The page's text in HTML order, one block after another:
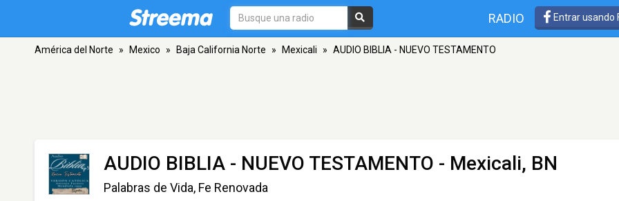
RADIO Entrar usando
América del Norte » Mexico » Baja California Norte » Mexicali » AUDIO BIBLIA - NUEVO TESTAMENTO
AUDIO BIBLIA - NUEVO TESTAMENTO - Mexicali, BN
Palabras de Vida, Fe Renovada